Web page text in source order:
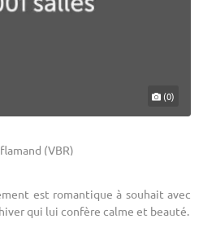
(0)
(VBR)
est romantique à souhait avec
qui lui confère calme et beauté.